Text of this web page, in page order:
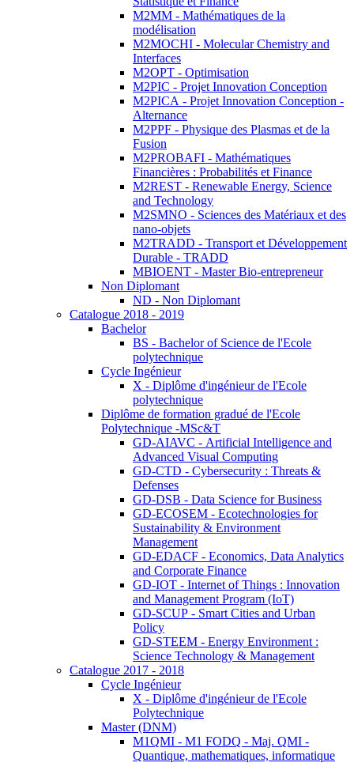
M2MM - Mathématiques de la
modélisation
M2MOCHI - Molecular Chemistry and
Interfaces
M2OPT - Optimisation
M2PIC - Projet Innovation Conception
M2PICA - Projet Innovation Conception -
Alternance
M2PPF - Physique des Plasmas et de la
Fusion
M2PROBAFI - Mathématiques
Financières : Probabilités et Finance
M2REST - Renewable Energy, Science
and Technology
M2SMNO - Sciences des Matériaux et des
nano-objets
M2TRADD - Transport et Développement
Durable - TRADD
MBIOENT - Master Bio-entrepreneur
Non Diplomant
ND - Non Diplomant
Catalogue 2018 - 2019
Bachelor
BS - Bachelor of Science de l'Ecole
polytechnique
Cycle Ingénieur
X - Diplôme d'ingénieur de l'Ecole
polytechnique
Diplôme de formation gradué de l'Ecole
Polytechnique -MSc&T
GD-AIAVC - Artificial Intelligence and
Advanced Visual Computing
GD-CTD - Cybersecurity : Threats &
Defenses
GD-DSB - Data Science for Business
GD-ECOSEM - Ecotechnologies for
Sustainability & Environment
Management
GD-EDACF - Economics, Data Analytics
and Corporate Finance
GD-IOT - Internet of Things : Innovation
and Management Program (IoT)
GD-SCUP - Smart Cities and Urban
Policy
GD-STEEM - Energy Environment :
Science Technology & Management
Catalogue 2017 - 2018
Cycle Ingénieur
X - Diplôme d'ingénieur de l'Ecole
Polytechnique
Master (DNM)
M1QMI - M1 FODQ - Maj. QMI -
Quantique, mathematiques, informatique